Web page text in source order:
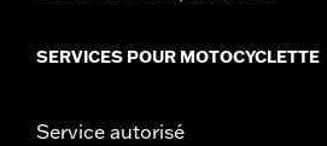
SERVICES POUR MOTOCYCLETTE
Service autorisé